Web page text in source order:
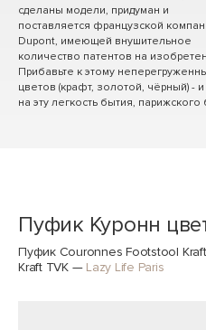
сделаны модели, придуман и
поставляется французской
Dupont, имеющей внушительное
количество патентов на
Прибавьте к этому
цветов (крафт, золотой, чёрный)
на эту легкость бытия, парижского
Пуфик Куронн
Пуфик Couronnes Footstool
Kraft TVK— Lazy Life Paris